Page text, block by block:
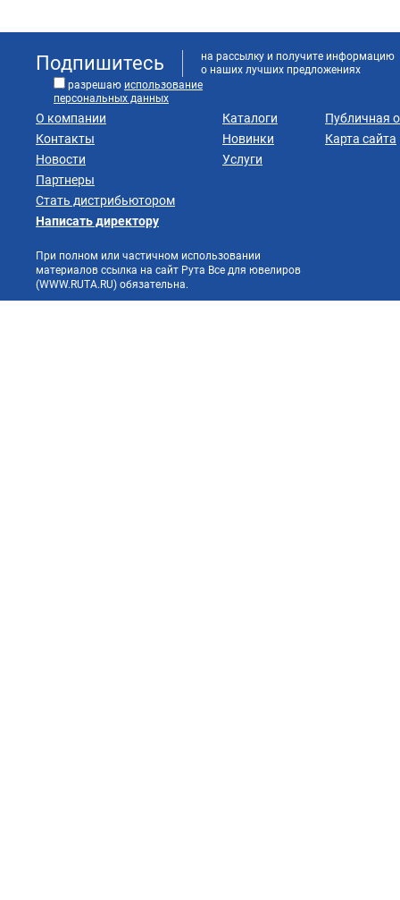
Подпишитесь
на рассылку и получите информацию
о наших лучших предложениях
разрешаю использование
персональных данных
О компании
Контакты
Новости
Партнеры
Стать дистрибьютором
Каталоги
Новинки
Услуги
Публичная
Карта сайта
Написать директору
При полном или частичном использовании
материалов ссылка на сайт Рута Все для ювелиров
(WWW.RUTA.RU) обязательна.